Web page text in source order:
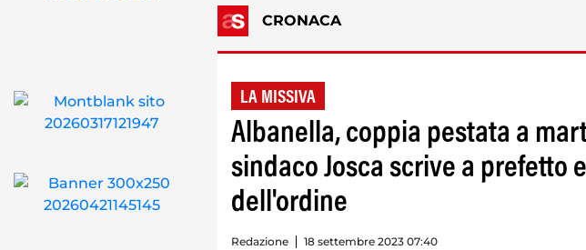
CRONACA
LA MISSIVA
Albanella, coppia pestata a
sindaco Josca scrive a prefetto
dell'ordine
Redazione 18 settembre 2023 07:40